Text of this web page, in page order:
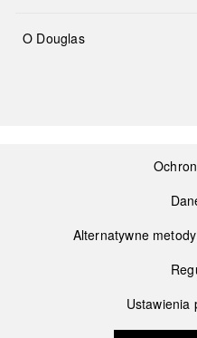
O Douglas
Alternatywne
Ustawienia